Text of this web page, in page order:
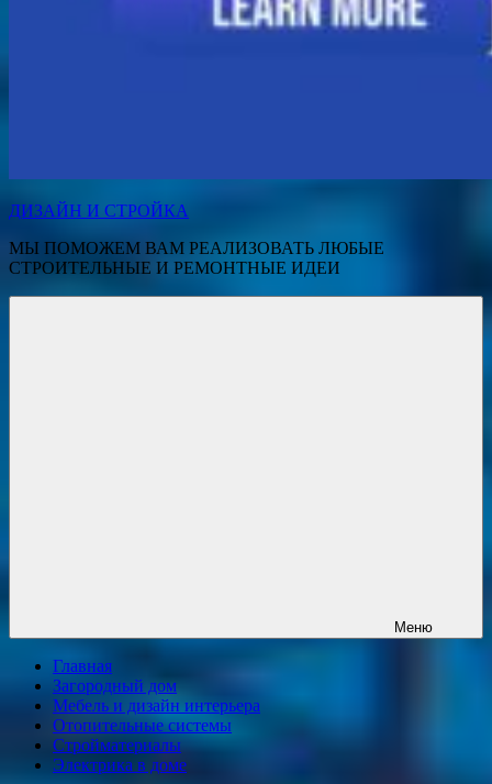
ДИЗАЙН И СТРОЙКА
МЫ ПОМОЖЕМ ВАМ РЕАЛИЗОВАТЬ ЛЮБЫЕ
СТРОИТЕЛЬНЫЕ И РЕМОНТНЫЕ ИДЕИ
Меню
Главная
Загородный дом
Мебель и дизайн интерьера
Отопительные системы
Стройматериалы
Электрика в доме